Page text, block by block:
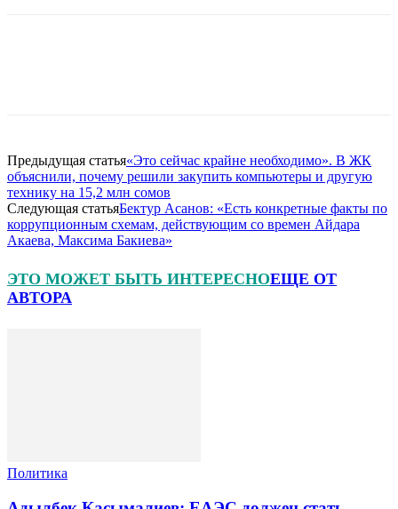
Предыдущая статья«Это сейчас крайне необходимо». В ЖК
объяснили, почему решили закупить компьютеры и другую
технику на 15,2 млн сомов
Следующая статьяБектур Асанов: «Есть конкретные факты по
коррупционным схемам, действующим со времен Айдара
Акаева, Максима Бакиева»
ЭТО МОЖЕТ БЫТЬ ИНТЕРЕСНОЕЩЕ ОТ
АВТОРА
Политика